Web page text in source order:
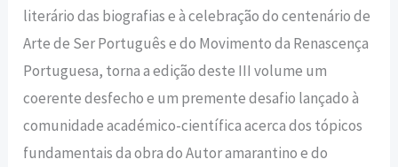
literário das biografias e à celebração do centenário de
Arte de Ser Português e do Movimento da Renascença
Portuguesa, torna a edição deste III volume um
coerente desfecho e um premente desafio lançado à
comunidade académico-científica acerca dos tópicos
fundamentais da obra do Autor amarantino e do